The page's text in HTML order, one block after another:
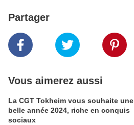
Partager
Vous aimerez aussi
La CGT Tokheim vous souhaite une
belle année 2024, riche en conquis
sociaux